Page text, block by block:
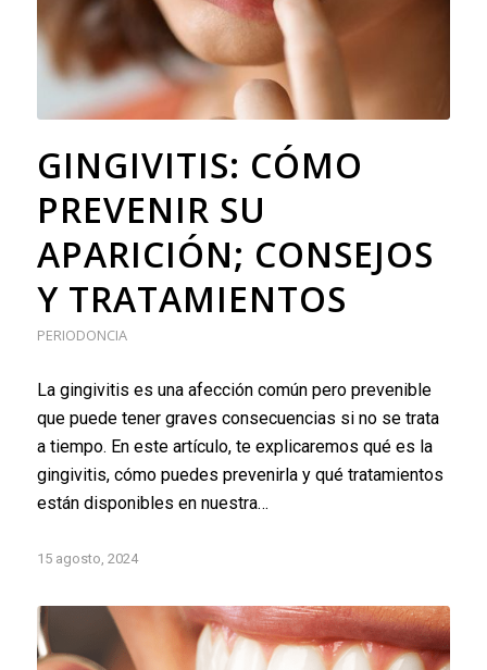
GINGIVITIS: CÓMO
PREVENIR SU
APARICIÓN; CONSEJOS
Y TRATAMIENTOS
PERIODONCIA
La gingivitis es una afección común pero prevenible
que puede tener graves consecuencias si no se trata
a tiempo. En este artículo, te explicaremos qué es la
gingivitis, cómo puedes prevenirla y qué tratamientos
están disponibles en nuestra…
15 agosto, 2024